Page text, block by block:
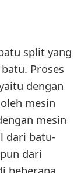
split yang
Proses
dengan
mesin
mesin
dari batu-
dari